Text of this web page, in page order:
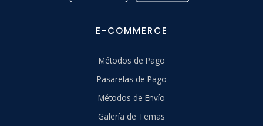
E-COMMERCE
Métodos de Pago
Pasarelas de Pago
Métodos de Envío
Galería de Temas